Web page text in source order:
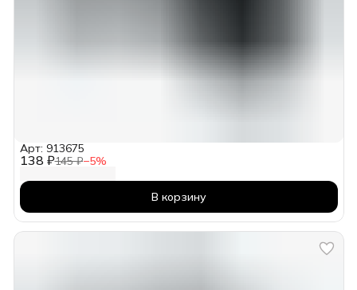
138 ₽145 ₽−5%
Арт: 913675
В корзину